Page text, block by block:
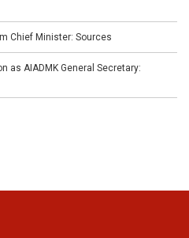
Chief Minister: Sources
as AIADMK General Secretary: